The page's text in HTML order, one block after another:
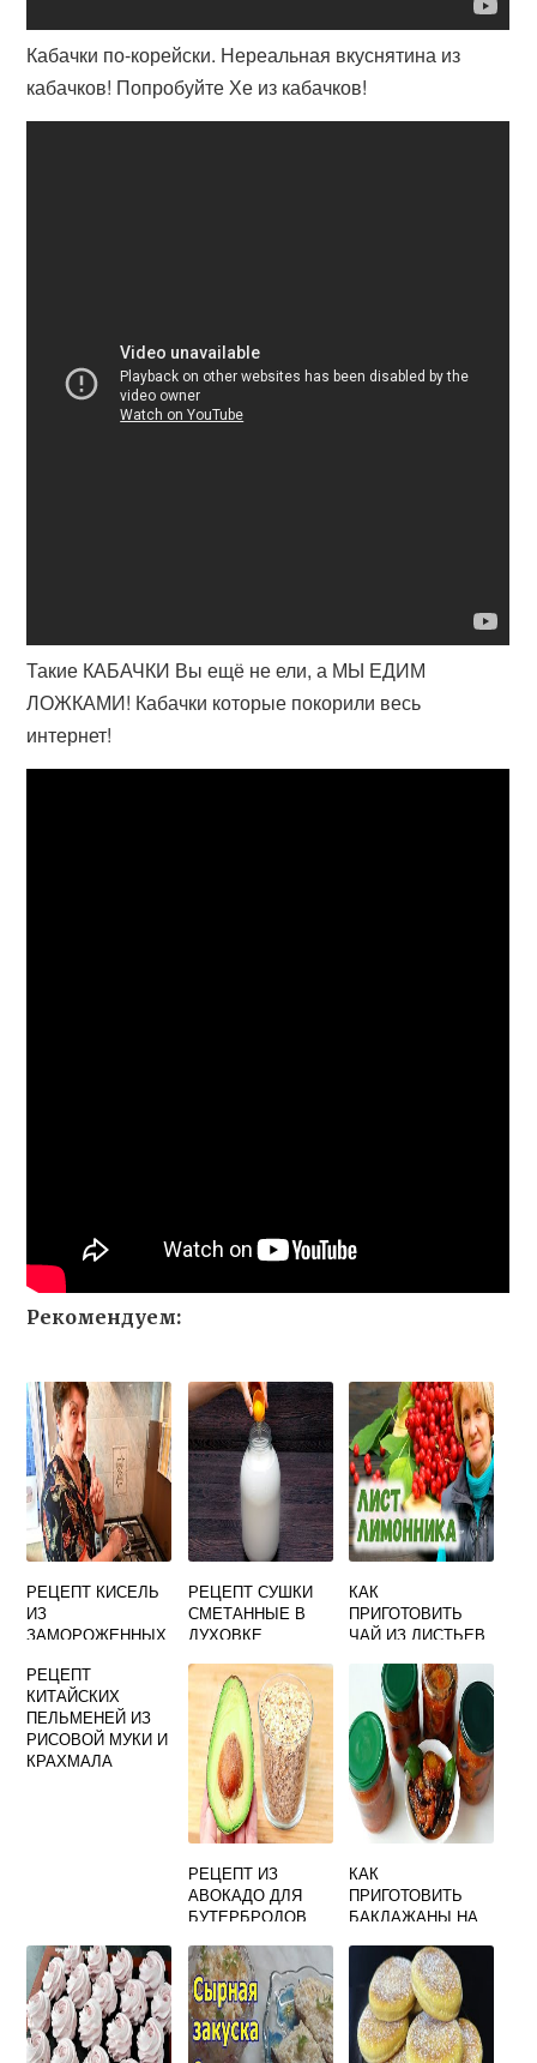
Кабачки по-корейски. Нереальная вкуснятина из
кабачков! Попробуйте Хе из кабачков!
Такие КАБАЧКИ Вы ещё не ели, а МЫ ЕДИМ
ЛОЖКАМИ! Кабачки которые покорили весь
интернет!
Рекомендуем:
РЕЦЕПТ КИСЕЛЬ
ИЗ
ЗАМОРОЖЕННЫХ
КРАХМАЛА
РЕЦЕПТ СУШКИ
СМЕТАННЫЕ В
ДУХОВКЕ
КАК
ПРИГОТОВИТЬ
ЧАЙ ИЗ ЛИСТЬЕВ
ЛИМОННИКА
РЕЦЕПТ
КИТАЙСКИХ
ПЕЛЬМЕНЕЙ ИЗ
РИСОВОЙ МУКИ И
КРАХМАЛА
РЕЦЕПТ ИЗ
АВОКАДО ДЛЯ
БУТЕРБРОДОВ
ПОХУДЕНИЯ
КАК
ПРИГОТОВИТЬ
БАКЛАЖАНЫ НА
ТОМАТНОМ
СОУСЕ